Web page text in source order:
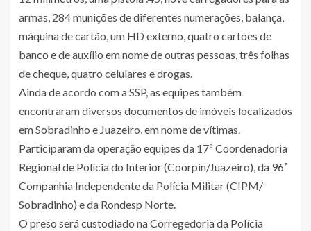
armas, 284 munições de diferentes numerações, balança,
máquina de cartão, um HD externo, quatro cartões de
banco e de auxílio em nome de outras pessoas, três folhas
de cheque, quatro celulares e drogas.
Ainda de acordo com a SSP, as equipes também
encontraram diversos documentos de imóveis localizados
em Sobradinho e Juazeiro, em nome de vítimas.
Participaram da operação equipes da 17ª Coordenadoria
Regional de Polícia do Interior (Coorpin/Juazeiro), da 96ª
Companhia Independente da Polícia Militar (CIPM/
Sobradinho) e da Rondesp Norte.
O preso será custodiado na Corregedoria da Polícia